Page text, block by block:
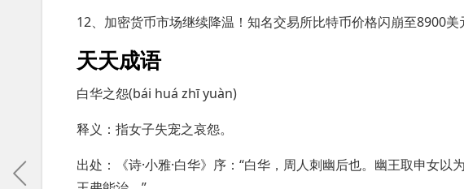
12、加密货币市场继续降温！知名交易所比特币价格闪崩至8900美
天天成语
白华之怨(bái huá zhī yuàn)
释义：指女子失宠之哀怨。
出处：《诗·小雅·白华》序：“白华，周人刺幽后也。幽王取申女